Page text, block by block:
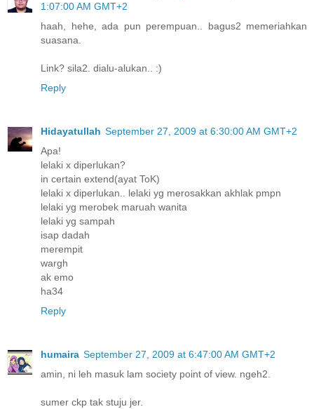
1:07:00 AM GMT+2
haah, hehe, ada pun perempuan.. bagus2 memeriahkan
suasana.
Link? sila2. dialu-alukan.. :)
Reply
Hidayatullah September 27, 2009 at 6:30:00 AM GMT+2
Apa!
lelaki x diperlukan?
in certain extend(ayat ToK)
lelaki x diperlukan.. lelaki yg merosakkan akhlak pmpn
lelaki yg merobek maruah wanita
lelaki yg sampah
isap dadah
merempit
wargh
ak emo
ha34
Reply
humaira September 27, 2009 at 6:47:00 AM GMT+2
amin, ni leh masuk lam society point of view. ngeh2.
sumer ckp tak stuju jer.